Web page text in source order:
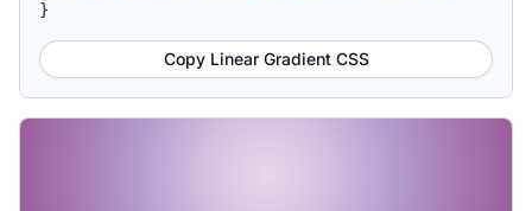
}
Copy Linear Gradient CSS